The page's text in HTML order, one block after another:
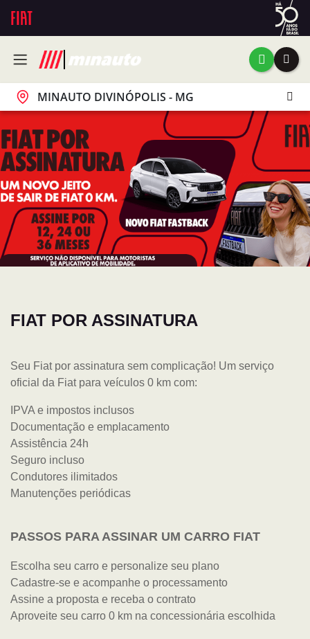
MINAUTO DIVINÓPOLIS - MG
FIAT POR ASSINATURA
Seu Fiat por assinatura sem complicação! Um serviço
oficial da Fiat para veículos 0 km com:
IPVA e impostos inclusos
Documentação e emplacamento
Assistência 24h
Seguro incluso
Condutores ilimitados
Manutenções periódicas
PASSOS PARA ASSINAR UM CARRO FIAT
Escolha seu carro e personalize seu plano
Cadastre-se e acompanhe o processamento
Assine a proposta e receba o contrato
Aproveite seu carro 0 km na concessionária escolhida